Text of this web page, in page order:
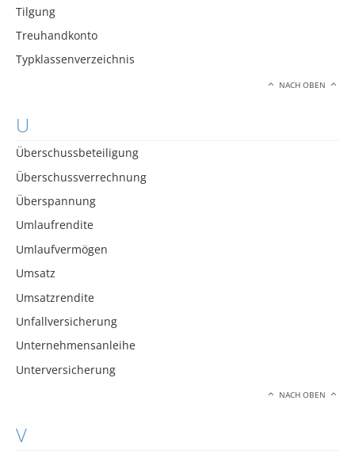
Tilgung
Treuhandkonto
Typklassenverzeichnis
NACH OBEN
U
Überschussbeteiligung
Überschussverrechnung
Überspannung
Umlaufrendite
Umlaufvermögen
Umsatz
Umsatzrendite
Unfallversicherung
Unternehmensanleihe
Unterversicherung
NACH OBEN
V